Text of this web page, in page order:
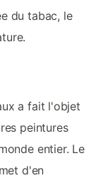
du tabac, le
a fait l'objet
peintures
entier. Le
d'en